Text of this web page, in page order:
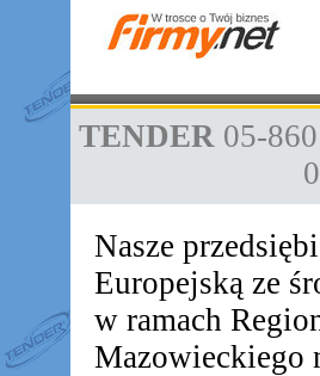
TENDER 05-860
Nasze
Europejską ze
w ramach
Mazowieckiego